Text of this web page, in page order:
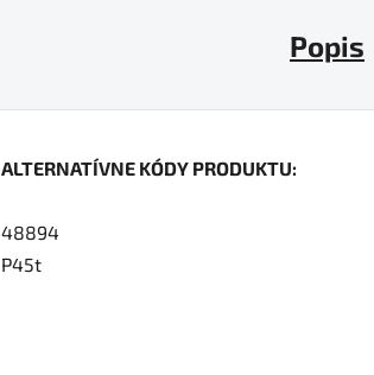
Popis
ALTERNATÍVNE KÓDY PRODUKTU:
48894
P45t